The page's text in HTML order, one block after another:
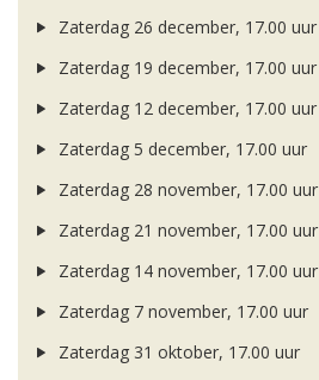
Zaterdag 26 december, 17.00 uur
Zaterdag 19 december, 17.00 uur
Zaterdag 12 december, 17.00 uur
Zaterdag 5 december, 17.00 uur
Zaterdag 28 november, 17.00 uur
Zaterdag 21 november, 17.00 uur
Zaterdag 14 november, 17.00 uur
Zaterdag 7 november, 17.00 uur
Zaterdag 31 oktober, 17.00 uur